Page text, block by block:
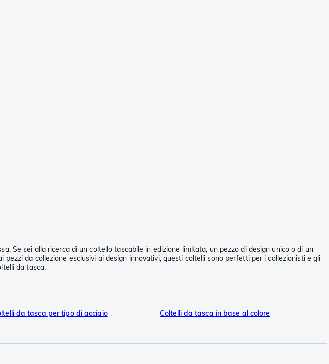
Se sei alla ricerca di un coltello tascabile in edizione limitata, un pezzo di design unico o di un
da collezione esclusivi ai design innovativi, questi coltelli sono perfetti per i collezionisti e gli
da tasca.
da tasca per tipo di acciaio
Coltelli da tasca in base al colore